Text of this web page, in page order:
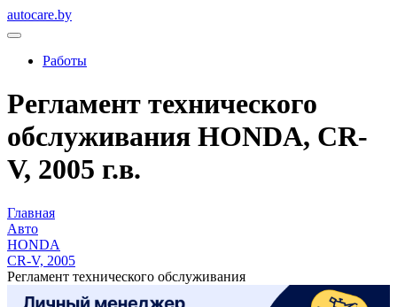
autocare.by
Работы
Регламент технического
обслуживания HONDA, CR-
V, 2005 г.в.
Главная
Авто
HONDA
CR-V, 2005
Регламент технического обслуживания